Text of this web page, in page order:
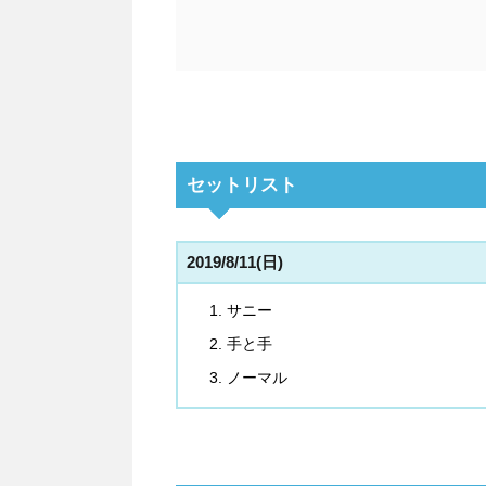
セットリスト
2019/8/11(日)
サニー
手と手
ノーマル